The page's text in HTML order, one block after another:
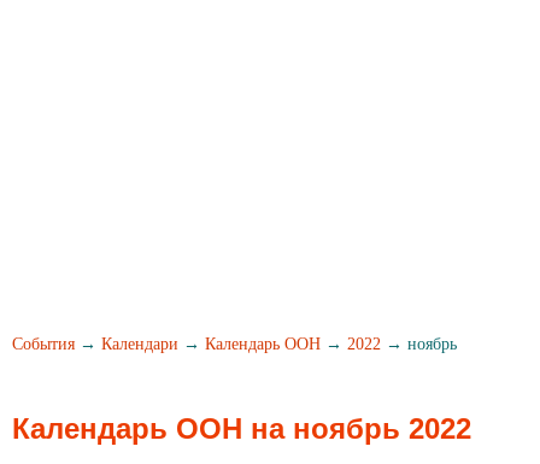
События → Календари → Календарь ООН → 2022 → ноябрь
Календарь ООН на ноябрь 2022